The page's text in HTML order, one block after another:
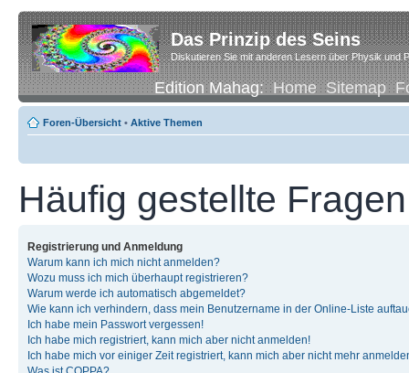
Das Prinzip des Seins
Diskutieren Sie mit anderen Lesern über Physik und
Edition Mahag:Home Sitemap
Foren-Übersicht • Aktive Themen
Häufig gestellte Fragen
Registrierung und Anmeldung
Warum kann ich mich nicht anmelden?
Wozu muss ich mich überhaupt registrieren?
Warum werde ich automatisch abgemeldet?
Wie kann ich verhindern, dass mein Benutzername in der Online-Liste
Ich habe mein Passwort vergessen!
Ich habe mich registriert, kann mich aber nicht anmelden!
Ich habe mich vor einiger Zeit registriert, kann mich aber nicht mehr